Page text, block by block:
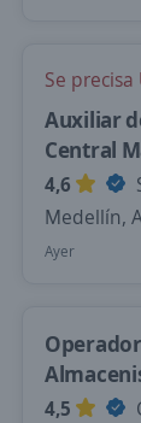
Se
Auxiliar
Central
4,6
Medellín,
Ayer
4,5